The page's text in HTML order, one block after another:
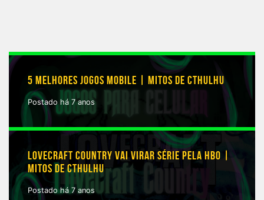
5 MELHORES JOGOS MOBILE | MITOS DE CTHULHU
Postado há 7 anos
LOVECRAFT COUNTRY VAI VIRAR SÉRIE PELA HBO |
MITOS DE CTHULHU
Postado há 7 anos